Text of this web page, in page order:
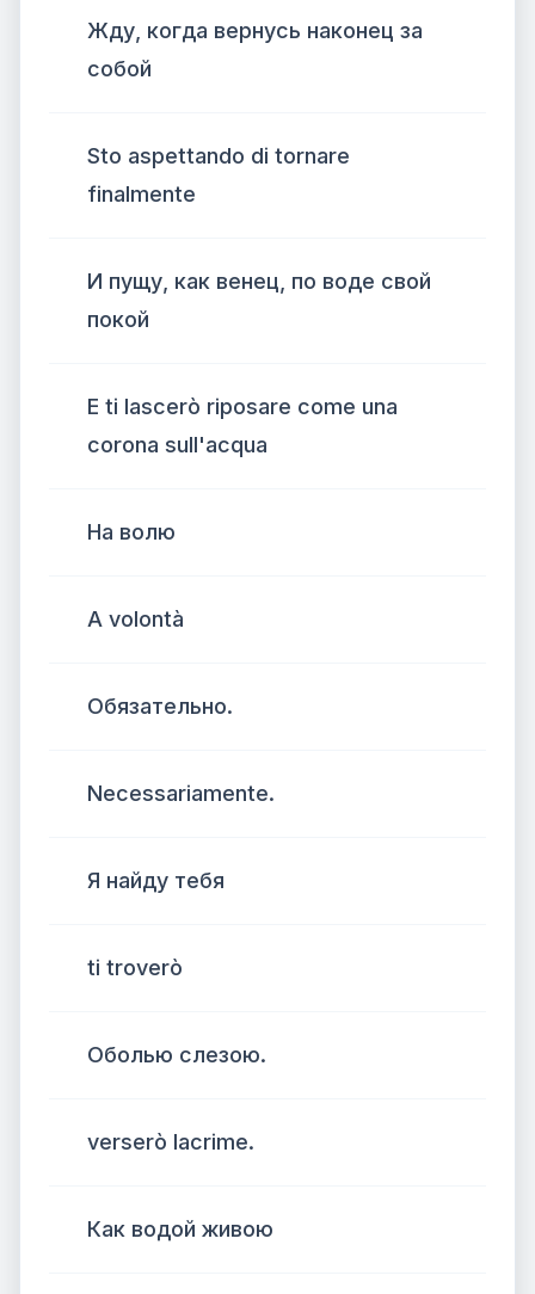
Жду, когда вернусь наконец за
собой
Sto aspettando di tornare
finalmente
И пущу, как венец, по воде свой
покой
E ti lascerò riposare come una
corona sull'acqua
На волю
A volontà
Обязательно.
Necessariamente.
Я найду тебя
ti troverò
Оболью слезою.
verserò lacrime.
Как водой живою